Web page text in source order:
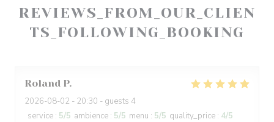
REVIEWS_FROM_OUR_CLIEN
TS_FOLLOWING_BOOKING
Roland P
2026-08-02 - 20:30 - guests 4
service : 5/5 ambience : 5/5 menu : 5/5 quality_price : 4/5